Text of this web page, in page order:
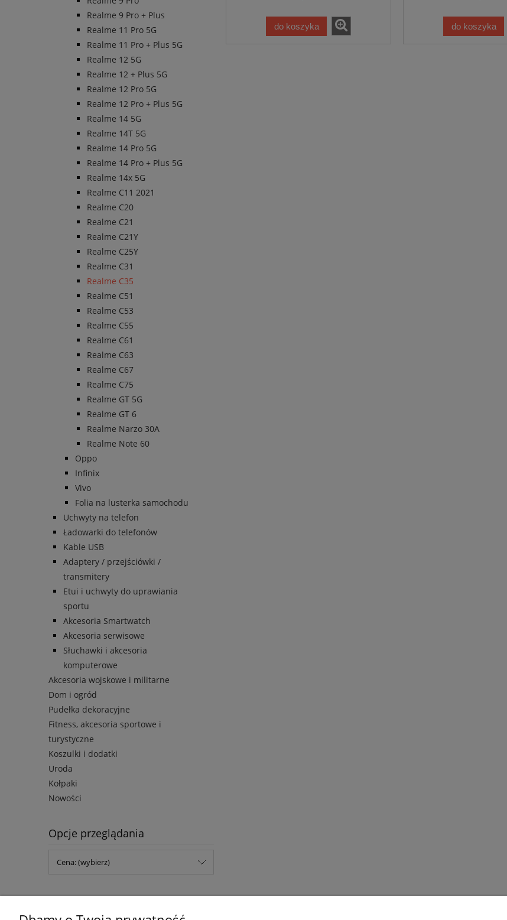
Realme 9 Pro + Plus
Realme 11 Pro 5G
Realme 11 Pro + Plus 5G
Realme 12 5G
Realme 12 + Plus 5G
Realme 12 Pro 5G
Realme 12 Pro + Plus 5G
Realme 14 5G
Realme 14T 5G
Realme 14 Pro 5G
Realme 14 Pro + Plus 5G
Realme 14x 5G
Realme C11 2021
Realme C20
Realme C21
Realme C21Y
Realme C25Y
Realme C31
Realme C35
Realme C51
Realme C53
Realme C55
Realme C61
Realme C63
Realme C67
Realme C75
Realme GT 5G
Realme GT 6
Realme Narzo 30A
Realme Note 60
Oppo
Infinix
Vivo
Folia na lusterka samochodu
Uchwyty na telefon
Ładowarki do telefonów
Kable USB
Adaptery / przejściówki /
transmitery
Etui i uchwyty do uprawiania
sportu
Akcesoria Smartwatch
Akcesoria serwisowe
Słuchawki i akcesoria
komputerowe
Akcesoria wojskowe i militarne
Dom i ogród
Pudełka dekoracyjne
Fitness, akcesoria sportowe i
turystyczne
Koszulki i dodatki
Uroda
Kołpaki
Nowości
Opcje przeglądania
Cena: (wybierz)
do koszyka do koszyka